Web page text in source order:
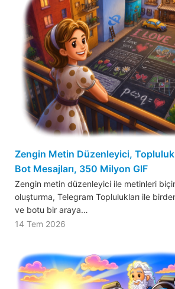
Zengin Metin Düzenleyici,
Bot Mesajları, 350 Milyon GIF
Zengin metin düzenleyici ile metinleri
oluşturma, Telegram Toplulukları ile
ve botu bir araya…
14 Tem 2026